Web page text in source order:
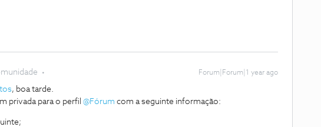
Forum|Forum|1 year ago
, boa tarde.
privada para o perfil @Fórum com a seguinte informação: